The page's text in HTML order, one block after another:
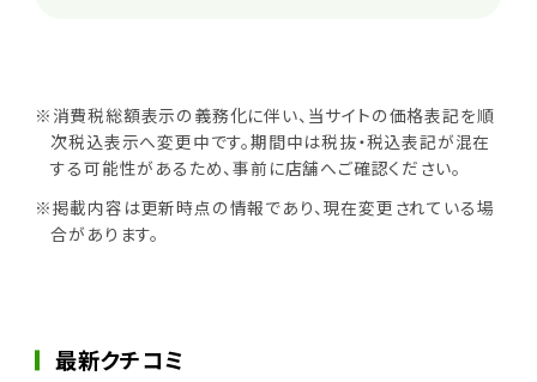
※消費税総額表示の義務化に伴い、当サイトの価格表記を順
次税込表示へ変更中です。期間中は税抜・税込表記が混在
する可能性があるため、事前に店舗へご確認ください。
※掲載内容は更新時点の情報であり、現在変更されている場
合があります。
最新クチコミ